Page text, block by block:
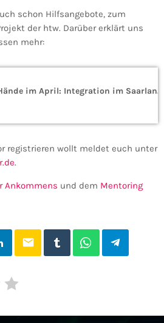
schon Hilfsangebote, zum
der htw. Darüber erklärt uns
mehr:
Helfende Hände im April: Integration im Saarland fördern
registrieren wollt meldet euch unter
.
Ankommens und dem Mentoring
email